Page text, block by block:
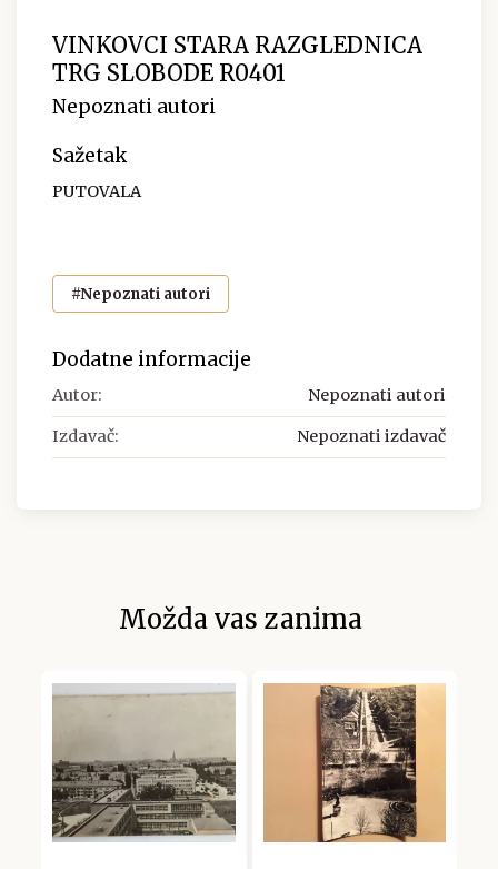
VINKOVCI STARA RAZGLEDNICA
TRG SLOBODE R0401
Nepoznati autori
Sažetak
PUTOVALA
#Nepoznati autori
Dodatne informacije
Autor: Nepoznati autori
Izdavač: Nepoznati izdavač
Možda vas zanima